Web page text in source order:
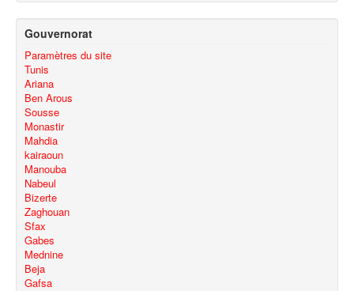
Gouvernorat
Paramètres du site
Tunis
Ariana
Ben Arous
Sousse
Monastir
Mahdia
kairaoun
Manouba
Nabeul
Bizerte
Zaghouan
Sfax
Gabes
Mednine
Beja
Gafsa